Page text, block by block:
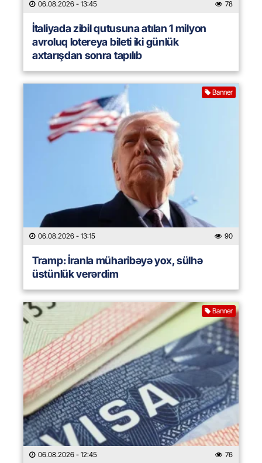
06.08.2026 - 13:45 78
İtaliyada zibil qutusuna atılan 1 milyon
avroluq lotereya bileti iki günlük
axtarışdan sonra tapılıb
Banner
06.08.2026 - 13:15 90
Tramp: İranla müharibəyə yox, sülhə
üstünlük verərdim
Banner
06.08.2026 - 12:45 76